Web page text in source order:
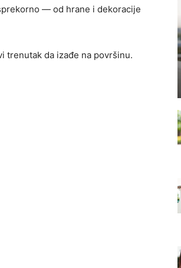
— od hrane i dekoracije
trenutak da izađe na površinu.